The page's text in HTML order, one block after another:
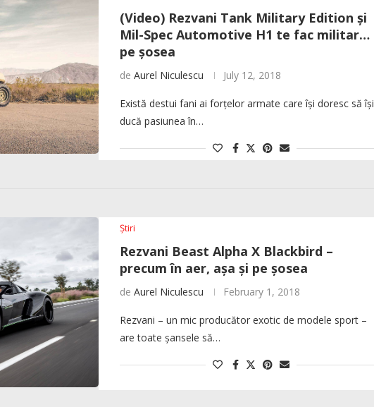
(Video) Rezvani Tank Military Edition și
Mil-Spec Automotive H1 te fac militar…
pe șosea
de Aurel Niculescu July 12, 2018
Există destui fani ai forțelor armate care își doresc să își
ducă pasiunea în…
Știri
Rezvani Beast Alpha X Blackbird –
precum în aer, așa și pe șosea
de Aurel Niculescu February 1, 2018
Rezvani – un mic producător exotic de modele sport –
are toate șansele să…